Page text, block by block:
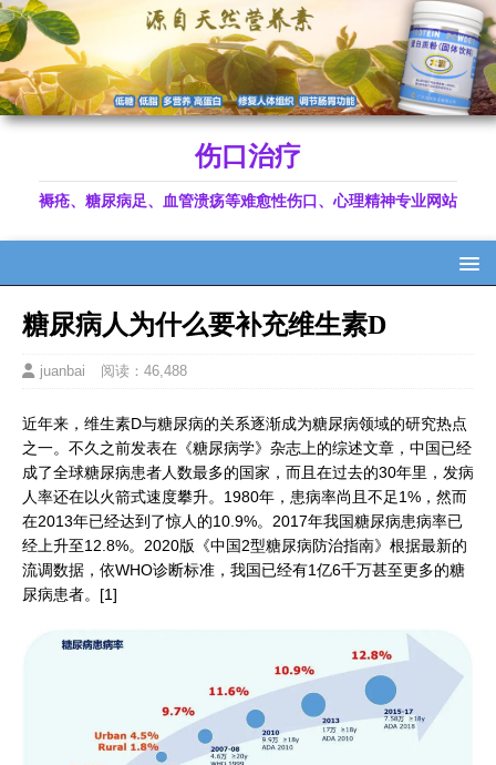
伤口治疗
褥疮、糖尿病足、血管溃疡等难愈性伤口、心理精神专业网站
糖尿病人为什么要补充维生素D
juanbai 阅读：46,488
近年来，维生素D与糖尿病的关系逐渐成为糖尿病领域的研究热点
之一。不久之前发表在《糖尿病学》杂志上的综述文章，中国已经
成了全球糖尿病患者人数最多的国家，而且在过去的30年里，发病
人率还在以火箭式速度攀升。1980年，患病率尚且不足1%，然而
在2013年已经达到了惊人的10.9%。2017年我国糖尿病患病率已
经上升至12.8%。2020版《中国2型糖尿病防治指南》根据最新的
流调数据，依WHO诊断标准，我国已经有1亿6千万甚至更多的糖
尿病患者。[1]